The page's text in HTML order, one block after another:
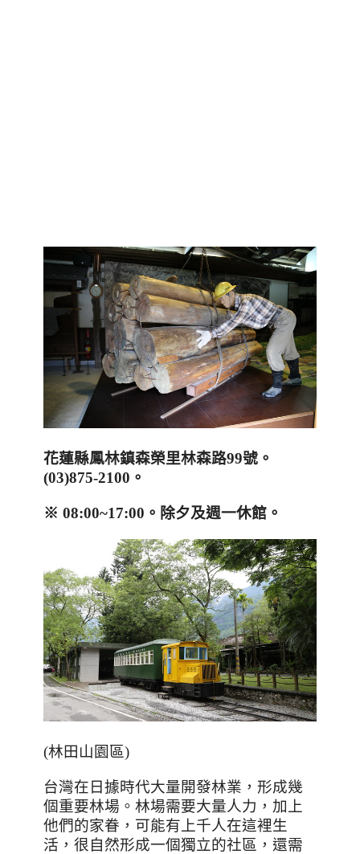
花蓮縣鳳林鎮森榮里林森路99號。
(03)875-2100 。
※ 08:00~17:00 。 除夕及週一休館 。
(林田山園區)
台灣在日據時代大量開發林業，形成幾
個重要林場。林場需要大量人力，加上
他們的家眷，可能有上千人在這裡生
活，很自然形成一個獨立的社區，還需